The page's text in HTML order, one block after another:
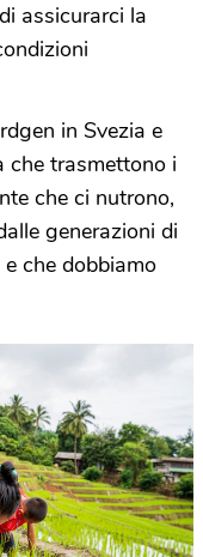
assicurarci la
in Svezia e
che trasmettono i
che ci nutrono,
generazioni di
che dobbiamo